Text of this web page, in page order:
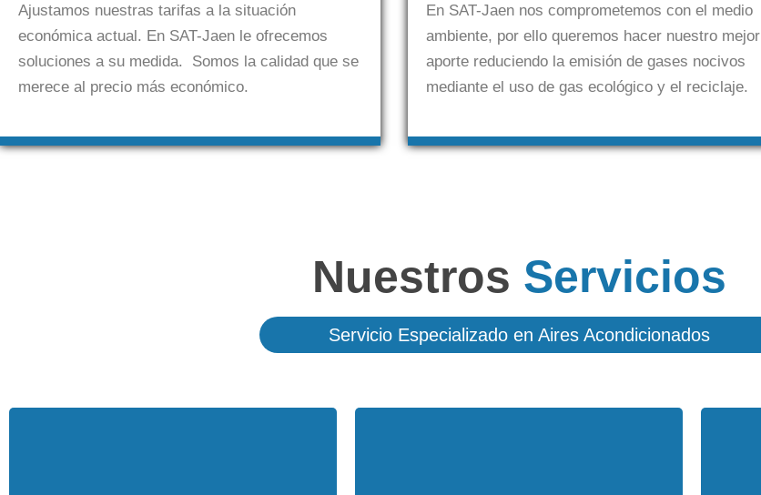
Ajustamos nuestras tarifas a la situación
económica actual. En SAT-Jaen le ofrecemos
soluciones a su medida. Somos la calidad que se
merece al precio más económico.
En SAT-Jaen nos comprometemos con el medio
ambiente, por ello queremos hacer nuestro mejor
aporte reduciendo la emisión de gases nocivos
mediante el uso de gas ecológico y el reciclaje.
Nuestros Servicios
Servicio Especializado en Aires Acondicionados